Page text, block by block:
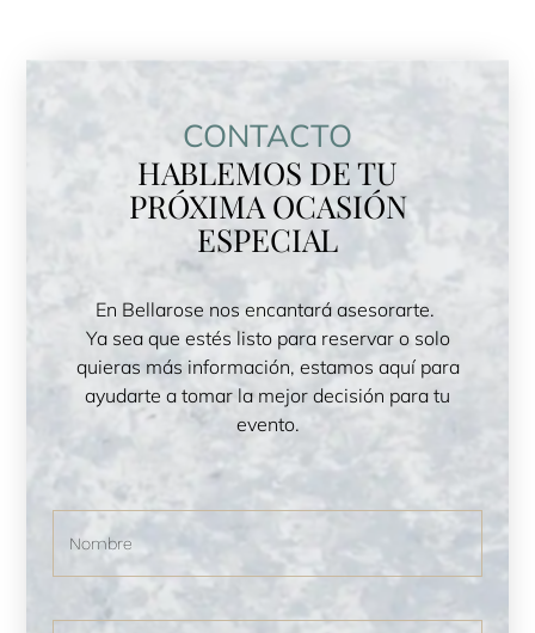
CONFIRMAR DISPONIBILDAD
CONFIRMAR DISPONIBILDAD
CONTACTO
HABLEMOS DE TU
PRÓXIMA OCASIÓN
ESPECIAL
En Bellarose nos encantará asesorarte.
Ya sea que estés listo para reservar o solo
quieras más información, estamos aquí para
ayudarte a tomar la mejor decisión para tu
evento.